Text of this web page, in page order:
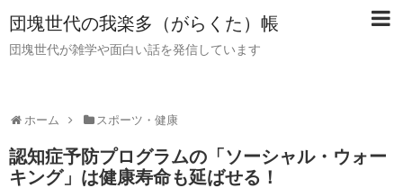
団塊世代の我楽多（がらくた）帳
団塊世代が雑学や面白い話を発信しています
ホーム スポーツ・健康
認知症予防プログラムの「ソーシャル・ウォー
キング」は健康寿命も延ばせる！